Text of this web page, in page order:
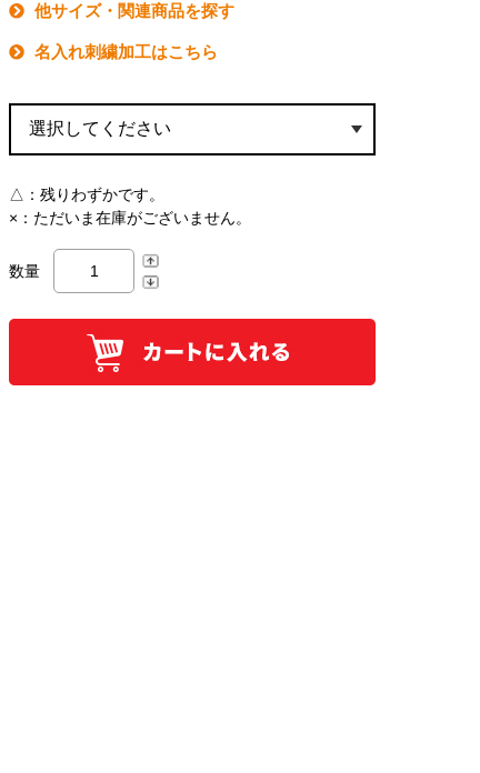
他サイズ・関連商品を探す
名入れ刺繍加工はこちら
△： 残りわずかです。
×： ただいま在庫がございません。
数量